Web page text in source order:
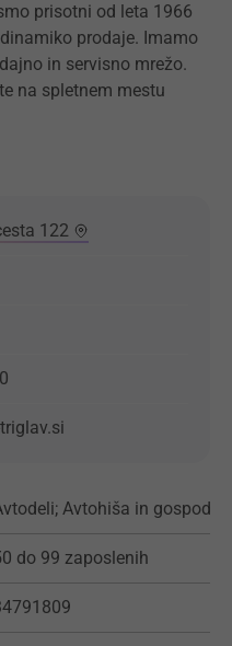
prisotni od leta 1966
prodaje. Imamo
in servisno mrežo.
na spletnem mestu
122
Avtohiša in
do 99 zaposlenih